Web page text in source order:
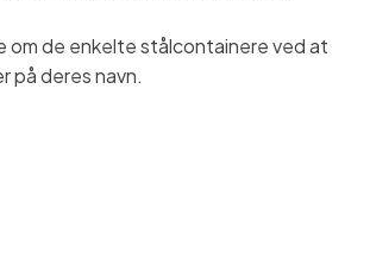
om de enkelte stålcontainere ved at
på deres navn.